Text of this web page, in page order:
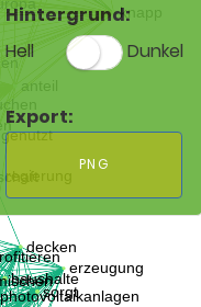
Hintergrund:
Hell
Dunkel
Export:
PNG